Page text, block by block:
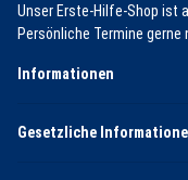
Unser Erste-Hilfe-Shop ist
Persönliche Termine gerne
Informationen
Gesetzliche